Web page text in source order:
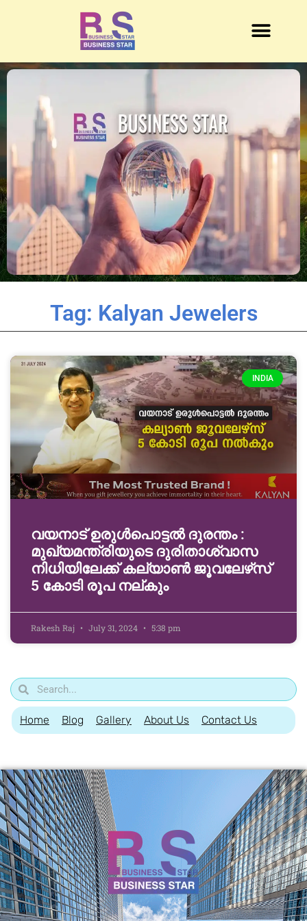
Tag: Kalyan Jewelers
INDIA
വയനാട് ഉരുള്‍പൊട്ടൽ ദുരന്തം :
മുഖ്യമന്ത്രിയുടെ ദുരിതാശ്വാസ
നിധിയിലേക്ക് കല്യാണ്‍ ജൂവലേഴ്‌സ്
5 കോടി രൂപ നല്‌കും
Rakesh Raj July 31, 2024 5:38 pm
Home Blog Gallery About Us Contact Us